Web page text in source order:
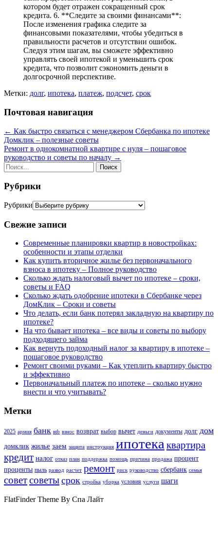
котором будет отражен сокращенный срок
кредита. 6. **Следите за своими финансами**:
После изменения графика следите за
финансовыми показателями, чтобы убедиться в
правильности расчетов и отсутствии ошибок.
Следуя этим шагам, вы сможете эффективно
управлять своей ипотекой и уменьшить срок
кредита, что позволит сэкономить деньги в
долгосрочной перспективе.
Метки: долг, ипотека, платеж, подсчет, срок
Почтовая навигация
← Как быстро связаться с менеджером Сбербанка по ипотеке
Домклик – полезные советы
Ремонт в однокомнатной квартире с нуля – пошаговое
руководство и советы по началу →
Рубрики
Рубрики
Свежие записи
Современные планировки квартир в новостройках:
особенности и этапы отделки
Как купить вторичное жилье без первоначального
взноса в ипотеку – Полное руководство
Сколько ждать налоговый вычет по ипотеке – сроки,
советы и FAQ
Сколько ждать одобрение ипотеки в Сбербанке через
ДомКлик – Сроки и советы
Что делать, если банк потерял закладную на квартиру по
ипотеке?
На что бывает ипотека – все виды и советы по выбору
подходящего займа
Как вернуть подоходный налог за квартиру в ипотеке –
пошаговое руководство
Ремонт своими руками – Как утеплить квартиру быстро
и эффективно
Первоначальный платеж по ипотеке – сколько нужно
внести и что учитывать?
Метки
2025 армия банк вtb взнос возврат выбор вычет деньги документы долг дом
домклик жилье заем защита инструкция ипотека квартира
кредит налог отказ план поддержка помощь причина продажа процент
проценты пыль развод расчет ремонт риск руководство сбербанк семья
советсоветысрок стройка уборка условия услуги шаги
FlatFinder Theme By Спа Лайт